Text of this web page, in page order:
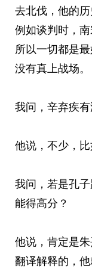
去北伐，他的
例如谈判时，
所以一切都是
没有真上战场。
我问，辛弃疾
他说，不少，比
我问，若是孔
能得高分？
他说，肯定是
翻译解释的，